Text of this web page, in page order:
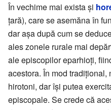
În vechime mai exista și
țară), care se asemăna în
dar așa după cum se
ales zonele rurale mai
ale episcopilor eparhioți,
acestora. În mod
hirotoni, dar își putea
episcopale. Se crede că